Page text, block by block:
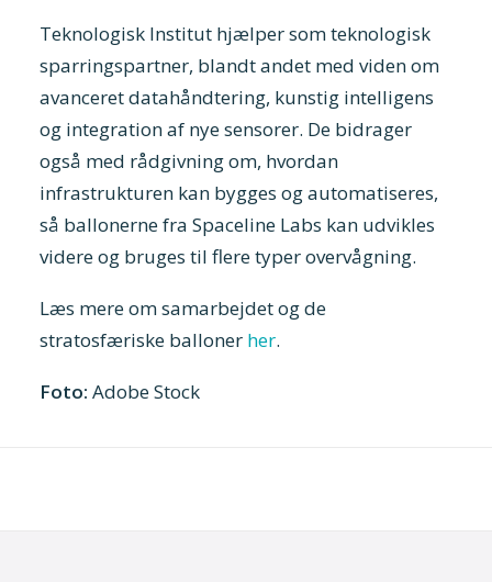
Teknologisk Institut hjælper som teknologisk
sparringspartner, blandt andet med viden om
avanceret datahåndtering, kunstig intelligens
og integration af nye sensorer. De bidrager
også med rådgivning om, hvordan
infrastrukturen kan bygges og automatiseres,
så ballonerne fra Spaceline Labs kan udvikles
videre og bruges til flere typer overvågning.
Læs mere om samarbejdet og de
stratosfæriske balloner her.
Foto: Adobe Stock